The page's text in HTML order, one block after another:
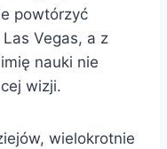
powtórzyć
Vegas, a z
nauki nie
wizji.
wielokrotnie